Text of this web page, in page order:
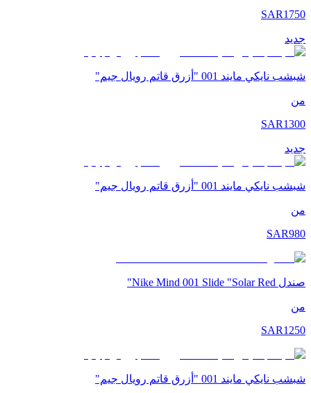
SAR1750
جديد
شبشب نايكي مايند 001 "أزرق قاتم رويال جيم"
من
SAR1300
جديد
شبشب نايكي مايند 001 "أزرق قاتم رويال جيم"
من
SAR980
صندل Nike Mind 001 Slide "Solar Red"
من
SAR1250
شبشب نايكي مايند 001 "أزرق قاتم رويال جيم"